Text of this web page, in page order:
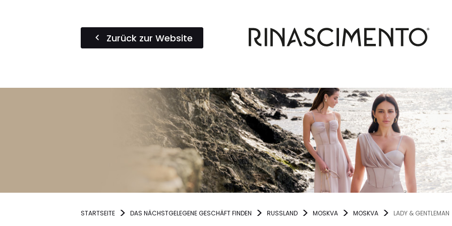
Zurück zur Website
STARTSEITE DAS NÄCHSTGELEGENE GESCHÄFT FINDEN RUSSLAND MOSKVA MOSKVA LADY & GENTLEMAN